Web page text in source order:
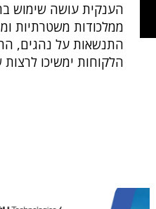
הענקית עושה שימוש
ממלכודות משטרתיות
התנשאות על נהגים,
הלקוחות ימשיכו